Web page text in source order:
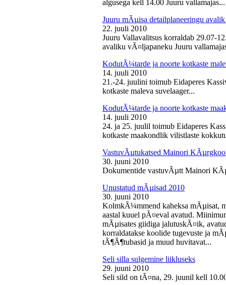
algusega kell 14.00 Juuru vallamajas...
Juuru mÃµisa detailplaneeringu
22. juuli 2010
Juuru Vallavalitsus korraldab 29.07-
avaliku vÃ¤ljapaneku Juuru
KodutÃ¼tarde ja noorte kotkaste
14. juuli 2010
21.-24. juulini toimub Eidaperes
kotkaste maleva suvelaager...
KodutÃ¼tarde ja noorte kotkaste
14. juuli 2010
24. ja 25. juulil toimub Eidaperes
kotkaste maakondlik vilistlaste
VastuvÃµtukatsed Mainori
30. juuni 2010
Dokumentide vastuvÃµtt Mainori
Unustatud mÃµisad 2010
30. juuni 2010
KolmkÃ¼mmend kaheksa mÃµisat,
aastal kuuel pÃ¤eval avatud.
mÃµisates giidiga jalutuskÃ¤ik,
korraldatakse koolide tugevuste ja
tÃ¶Ã¶tubasid ja muud huvitavat...
Seli silla sulgemine liikluseks
29. juuni 2010
Seli sild on tÃ¤na, 29. juunil kell